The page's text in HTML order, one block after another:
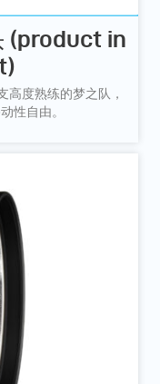
(product in
高度熟练的梦之队，
性自由。